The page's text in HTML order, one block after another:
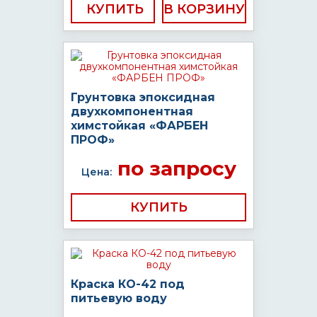
КУПИТЬ
Грунтовка эпоксидная
двухкомпонентная
химстойкая «ФАРБЕН
ПРОФ»
Цена:по запросу
КУПИТЬ
Краска КО-42 под
питьевую воду